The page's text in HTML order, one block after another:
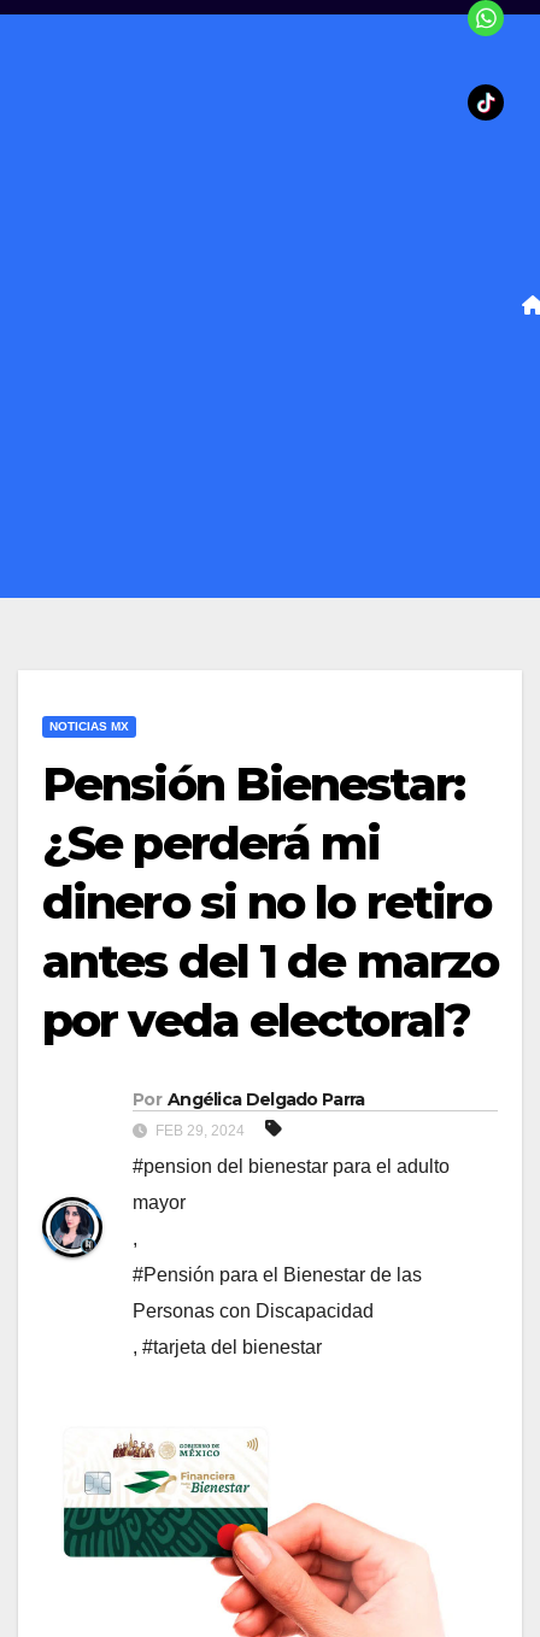
NOTICIAS MX
Pensión Bienestar:
¿Se perderá mi
dinero si no lo retiro
antes del 1 de marzo
por veda electoral?
Por Angélica Delgado Parra
FEB 29, 2024
#pension del bienestar para el adulto
mayor
,
#Pensión para el Bienestar de las
Personas con Discapacidad
, #tarjeta del bienestar